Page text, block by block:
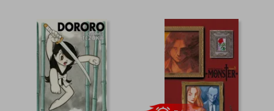
45%
dcto.
$ 101.186
$ 55.652
45%
dcto.